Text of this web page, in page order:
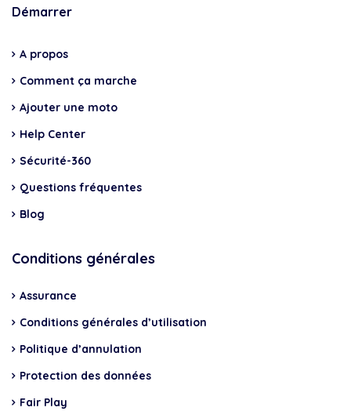
Démarrer
A propos
Comment ça marche
Ajouter une moto
Help Center
Sécurité-360
Questions fréquentes
Blog
Conditions générales
Assurance
Conditions générales d’utilisation
Politique d’annulation
Protection des données
Fair Play